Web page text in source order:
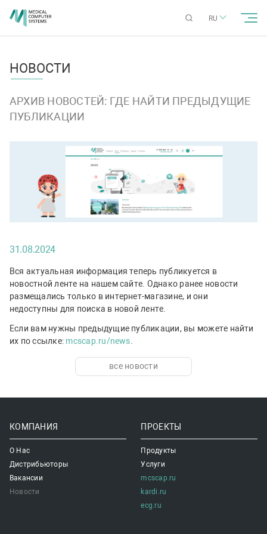
RU
НОВОСТИ
АРХИВ НОВОСТЕЙ: ГДЕ НАЙТИ ПРЕДЫДУЩИЕ
ПУБЛИКАЦИИ
31.08.2024
Вся актуальная информация теперь публикуется в
новостной ленте на нашем сайте. Однако ранее новости
размещались только в интернет-магазине, и они
недоступны для поиска в новой ленте.
Если вам нужны предыдущие публикации, вы можете найти
их по ссылке: mcscap.ru/news.
все новости
КОМПАНИЯ
О Нас
Дистрибьюторы
Вакансии
Новости
ПРОЕКТЫ
Продукты
Услуги
mcscap.ru
kardi.ru
ecg.ru